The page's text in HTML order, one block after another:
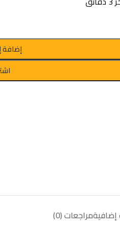
إضافة
مراجعات (0)